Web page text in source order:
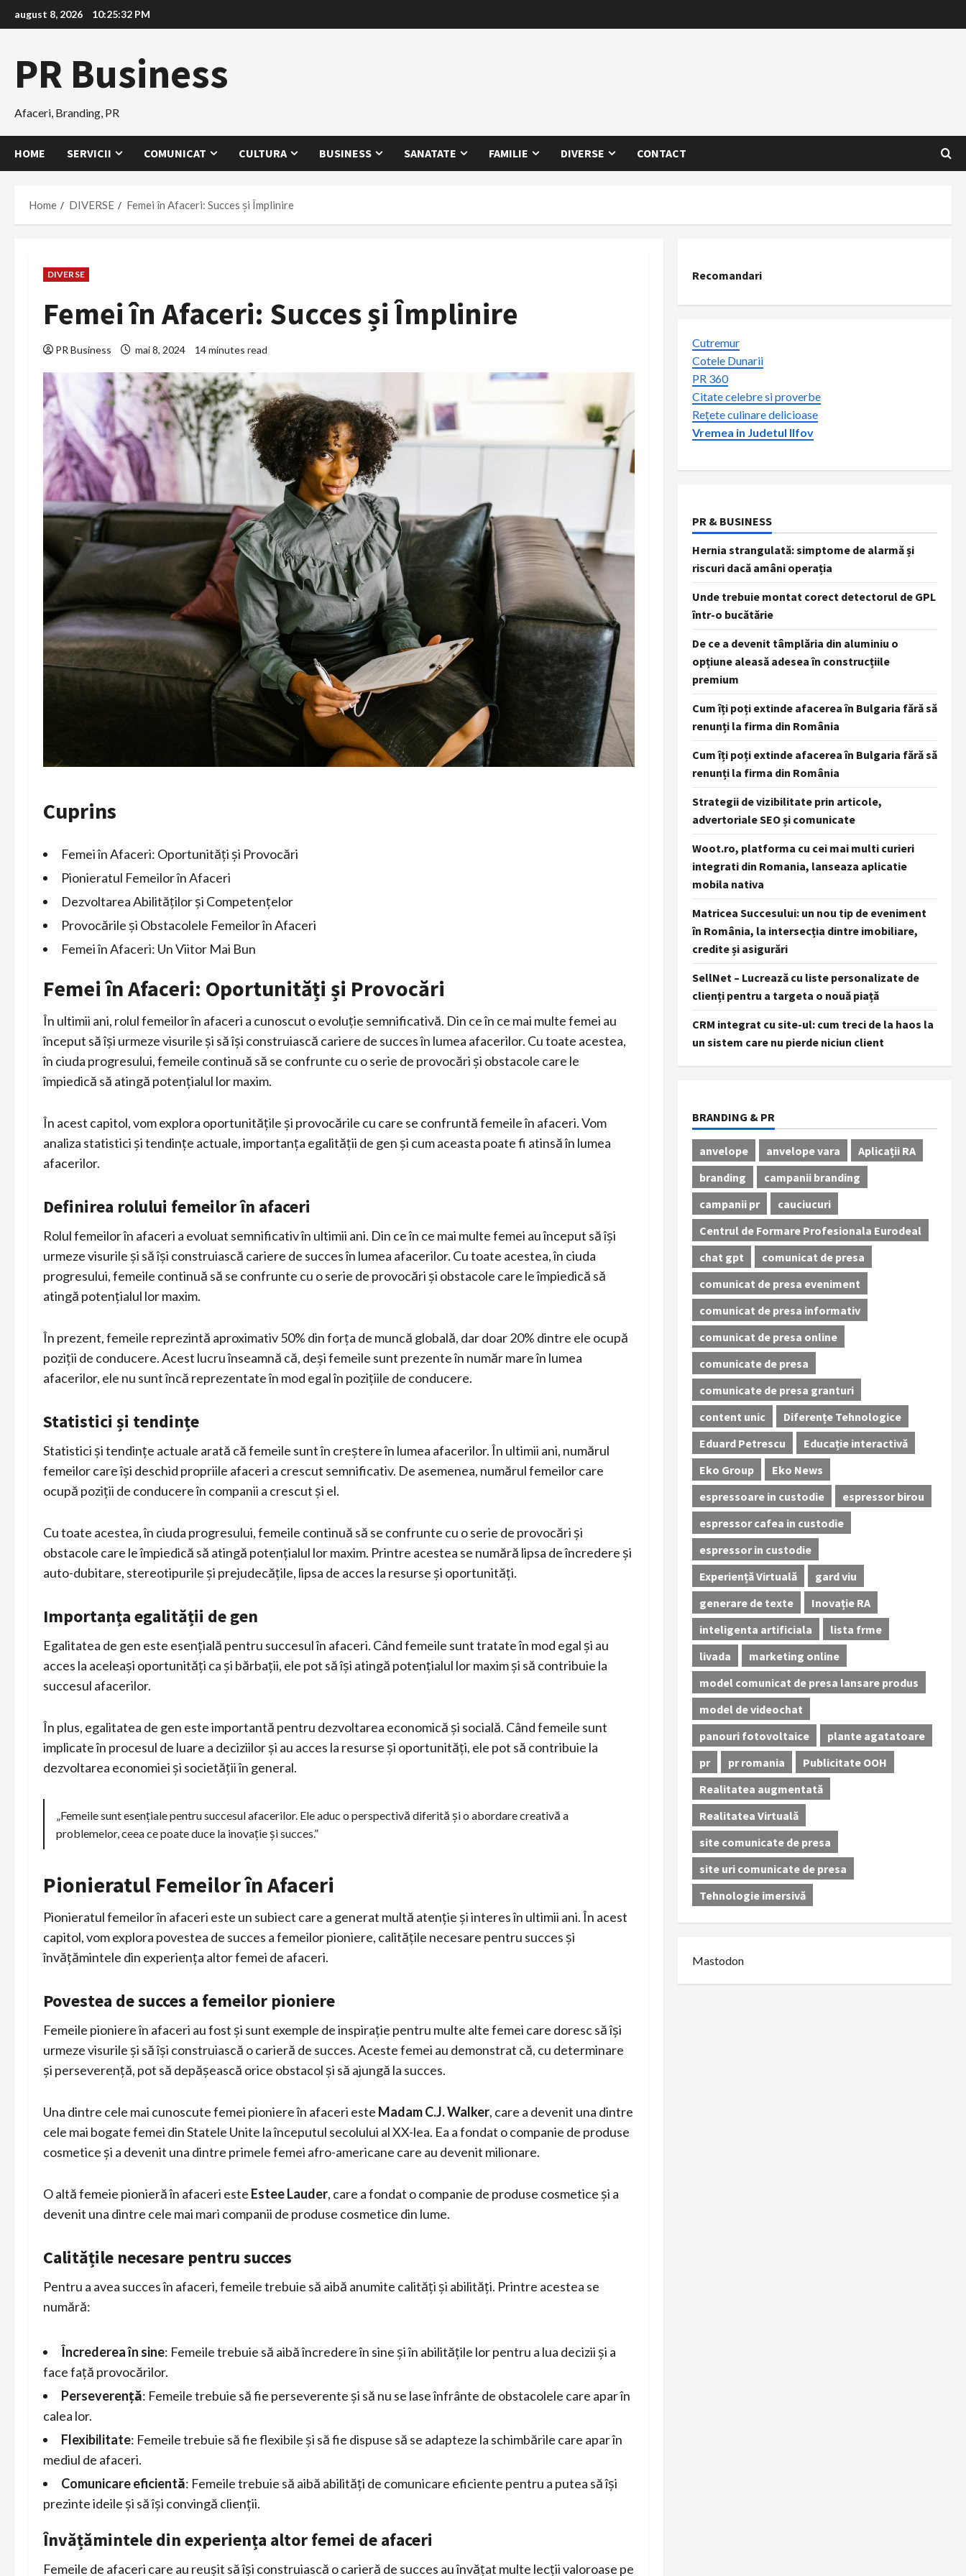
to
august 8, 2026 10:25:33 PM
PR Business
Afaceri, Branding, PR
HOME SERVICII COMUNICAT CULTURA BUSINESS SANATATE FAMILIE DIVERSE CONTACT
Home DIVERSE Femei în Afaceri: Succes și Împlinire
DIVERSE
Femei în Afaceri: Succes și Împlinire
PR Business mai 8, 2024 14 minutes read
Cuprins
Femei în Afaceri: Oportunități și Provocări
Pionieratul Femeilor în Afaceri
Dezvoltarea Abilităților și Competențelor
Provocările și Obstacolele Femeilor în Afaceri
Femei în Afaceri: Un Viitor Mai Bun
Femei în Afaceri: Oportunități și Provocări
În ultimii ani, rolul femeilor în afaceri a cunoscut o evoluție semnificativă. Din ce în ce mai multe femei au
început să își urmeze visurile și să își construiască cariere de succes în lumea afacerilor. Cu toate acestea,
în ciuda progresului, femeile continuă să se confrunte cu o serie de provocări și obstacole care le
împiedică să atingă potențialul lor maxim.
În acest capitol, vom explora oportunitățile și provocările cu care se confruntă femeile în afaceri. Vom
analiza statistici și tendințe actuale, importanța egalității de gen și cum aceasta poate fi atinsă în lumea
afacerilor.
Definirea rolului femeilor în afaceri
Rolul femeilor în afaceri a evoluat semnificativ în ultimii ani. Din ce în ce mai multe femei au început să își
urmeze visurile și să își construiască cariere de succes în lumea afacerilor. Cu toate acestea, în ciuda
progresului, femeile continuă să se confrunte cu o serie de provocări și obstacole care le împiedică să
atingă potențialul lor maxim.
În prezent, femeile reprezintă aproximativ 50% din forța de muncă globală, dar doar 20% dintre ele ocupă
poziții de conducere. Acest lucru înseamnă că, deși femeile sunt prezente în număr mare în lumea
afacerilor, ele nu sunt încă reprezentate în mod egal în pozițiile de conducere.
Statistici și tendințe
Statistici și tendințe actuale arată că femeile sunt în creștere în lumea afacerilor. În ultimii ani, numărul
femeilor care își deschid propriile afaceri a crescut semnificativ. De asemenea, numărul femeilor care
ocupă poziții de conducere în companii a crescut și el.
Cu toate acestea, în ciuda progresului, femeile continuă să se confrunte cu o serie de provocări și
obstacole care le împiedică să atingă potențialul lor maxim. Printre acestea se numără lipsa de încredere și
auto-dubitare, stereotipurile și prejudecățile, lipsa de acces la resurse și oportunități.
Importanța egalității de gen
Egalitatea de gen este esențială pentru succesul în afaceri. Când femeile sunt tratate în mod egal și au
acces la aceleași oportunități ca și bărbații, ele pot să își atingă potențialul lor maxim și să contribuie la
succesul afacerilor.
În plus, egalitatea de gen este importantă pentru dezvoltarea economică și socială. Când femeile sunt
implicate în procesul de luare a deciziilor și au acces la resurse și oportunități, ele pot să contribuie la
dezvoltarea economiei și societății în general.
„Femeile sunt esențiale pentru succesul afacerilor. Ele aduc o perspectivă diferită și o abordare creativă a
problemelor, ceea ce poate duce la inovație și succes.”
Pionieratul Femeilor în Afaceri
Pionieratul femeilor în afaceri este un subiect care a generat multă atenție și interes în ultimii ani. În acest
capitol, vom explora povestea de succes a femeilor pioniere, calitățile necesare pentru succes și
învățămintele din experiența altor femei de afaceri.
Povestea de succes a femeilor pioniere
Femeile pioniere în afaceri au fost și sunt exemple de inspirație pentru multe alte femei care doresc să își
urmeze visurile și să își construiască o carieră de succes. Aceste femei au demonstrat că, cu determinare
și perseverență, pot să depășească orice obstacol și să ajungă la succes.
Una dintre cele mai cunoscute femei pioniere în afaceri este Madam C.J. Walker, care a devenit una dintre
cele mai bogate femei din Statele Unite la începutul secolului al XX-lea. Ea a fondat o companie de produse
cosmetice și a devenit una dintre primele femei afro-americane care au devenit milionare.
O altă femeie pionieră în afaceri este Estee Lauder, care a fondat o companie de produse cosmetice și a
devenit una dintre cele mai mari companii de produse cosmetice din lume.
Calitățile necesare pentru succes
Pentru a avea succes în afaceri, femeile trebuie să aibă anumite calități și abilități. Printre acestea se
numără:
Încrederea în sine: Femeile trebuie să aibă încredere în sine și în abilitățile lor pentru a lua decizii și a
face față provocărilor.
Perseverență: Femeile trebuie să fie perseverente și să nu se lase înfrânte de obstacolele care apar în
calea lor.
Flexibilitate: Femeile trebuie să fie flexibile și să fie dispuse să se adapteze la schimbările care apar în
mediul de afaceri.
Comunicare eficientă: Femeile trebuie să aibă abilități de comunicare eficiente pentru a putea să își
prezinte ideile și să își convingă clienții.
Învățămintele din experiența altor femei de afaceri
Femeile de afaceri care au reușit să își construiască o carieră de succes au învățat multe lecții valoroase pe
Recomandari
Cutremur
Cotele Dunarii
PR 360
Citate celebre si proverbe
Rețete culinare delicioase
Vremea in Judetul Ilfov
PR & BUSINESS
Hernia strangulată: simptome de alarmă și
riscuri dacă amâni operația
Unde trebuie montat corect detectorul de GPL
într-o bucătărie
De ce a devenit tâmplăria din aluminiu o
opțiune aleasă adesea în construcțiile
premium
Cum îți poți extinde afacerea în Bulgaria fără să
renunți la firma din România
Cum îți poți extinde afacerea în Bulgaria fără să
renunți la firma din România
Strategii de vizibilitate prin articole,
advertoriale SEO și comunicate
Woot.ro, platforma cu cei mai multi curieri
integrati din Romania, lanseaza aplicatie
mobila nativa
Matricea Succesului: un nou tip de eveniment
în România, la intersecția dintre imobiliare,
credite și asigurări
SellNet – Lucrează cu liste personalizate de
clienți pentru a targeta o nouă piață
CRM integrat cu site-ul: cum treci de la haos la
un sistem care nu pierde niciun client
BRANDING & PR
anvelope anvelope vara
Aplicații RA
branding
campanii branding
campanii pr
cauciucuri
Centrul de Formare Profesionala Eurodeal
chat gpt
comunicat de presa
comunicat de presa eveniment
comunicat de presa informativ
comunicat de presa online
comunicate de presa
comunicate de presa granturi
content unic
Diferențe Tehnologice
Eduard Petrescu
Educație interactivă
Eko Group
Eko News
espressoare in custodie
espressor birou
espressor cafea in custodie
espressor in custodie
Experiență Virtuală
gard viu
generare de texte
Inovație RA
inteligenta artificiala
lista frme
livada
marketing online
model comunicat de presa lansare produs
model de videochat
panouri fotovoltaice
plante agatatoare
pr
pr romania
Publicitate OOH
Realitatea augmentată
Realitatea Virtuală
site comunicate de presa
site uri comunicate de presa
Tehnologie imersivă
Mastodon